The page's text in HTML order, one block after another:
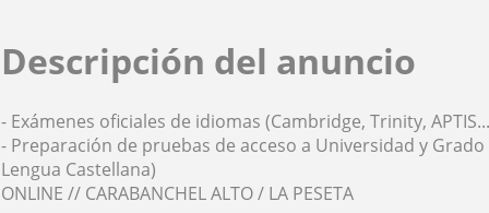
Descripción del anuncio
- Exámenes oficiales de idiomas (Cambridge, Trinity,
- Preparación de pruebas de acceso a Universidad y
Lengua Castellana)
ONLINE // CARABANCHEL ALTO / LA PESETA